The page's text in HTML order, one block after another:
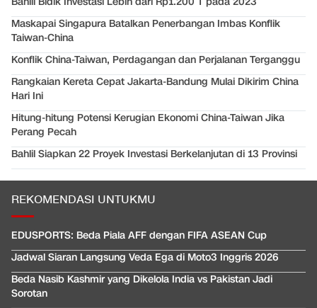
Maskapai Singapura Batalkan Penerbangan Imbas Konflik
Taiwan-China
Konflik China-Taiwan, Perdagangan dan Perjalanan Terganggu
Rangkaian Kereta Cepat Jakarta-Bandung Mulai Dikirim China
Hari Ini
Hitung-hitung Potensi Kerugian Ekonomi China-Taiwan Jika
Perang Pecah
Bahlil Siapkan 22 Proyek Investasi Berkelanjutan di 13 Provinsi
REKOMENDASI UNTUKMU
EDUSPORTS: Beda Piala AFF dengan FIFA ASEAN Cup
Jadwal Siaran Langsung Veda Ega di Moto3 Inggris 2026
Beda Nasib Kashmir yang Dikelola India vs Pakistan Jadi
Sorotan